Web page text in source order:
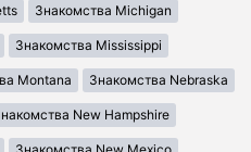
Знакомства Michigan
Знакомства Mississippi
Montana Знакомства Nebraska
New Hampshire